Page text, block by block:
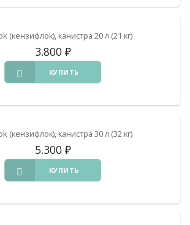
(кензифлок), канистра 20 л (21 кг)
3.800 ₽
КУПИТЬ
(кензифлок), канистра 30 л (32 кг)
5.300 ₽
КУПИТЬ